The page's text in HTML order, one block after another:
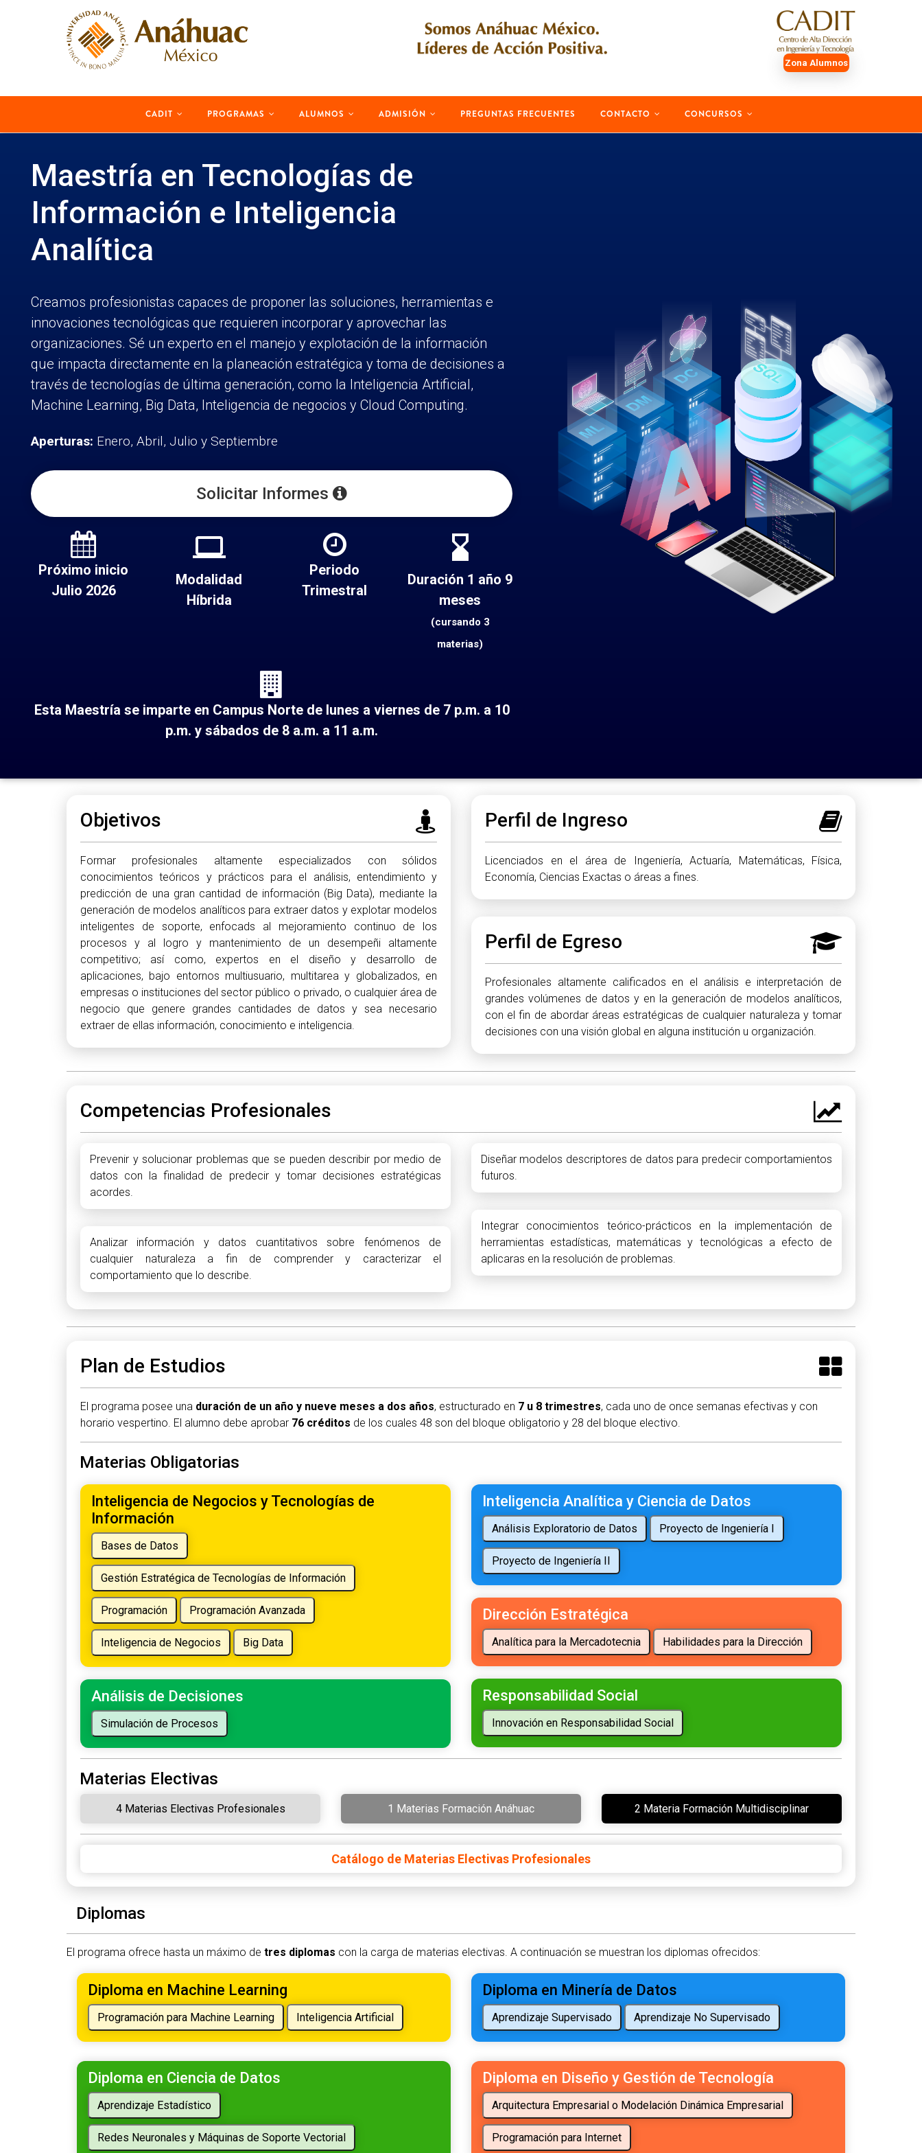
Zona Alumnos
MAIN
CADIT PROGRAMAS ALUMNOS ADMISIÓN PREGUNTAS FRECUENTES CONTACTO CONCURSOS
Maestría en Tecnologías de
Información e Inteligencia
Analítica
Creamos profesionistas capaces de proponer las soluciones, herramientas e
innovaciones tecnológicas que requieren incorporar y aprovechar las
organizaciones. Sé un experto en el manejo y explotación de la información
que impacta directamente en la planeación estratégica y toma de decisiones a
través de tecnologías de última generación, como la Inteligencia Artificial,
Machine Learning, Big Data, Inteligencia de negocios y Cloud Computing.
Aperturas: Enero, Abril, Julio y Septiembre
Solicitar Informes
Próximo inicio
Julio 2026
laptop
Modalidad
Híbrida
Periodo
Trimestral
hourglass_bottom
Duración 1 año 9
meses
(cursando 3
materias)
Esta Maestría se imparte en Campus Norte de lunes a viernes de 7 p.m. a 10
p.m. y sábados de 8 a.m. a 11 a.m.
Objetivos
Formar profesionales altamente especializados con sólidos
conocimientos teóricos y prácticos para el análisis, entendimiento y
predicción de una gran cantidad de información (Big Data), mediante la
generación de modelos analíticos para extraer datos y explotar modelos
inteligentes de soporte, enfocads al mejoramiento continuo de los
procesos y al logro y mantenimiento de un desempeñi altamente
competitivo; así como, expertos en el diseño y desarrollo de
aplicaciones, bajo entornos multiusuario, multitarea y globalizados, en
empresas o instituciones del sector público o privado, o cualquier área de
negocio que genere grandes cantidades de datos y sea necesario
extraer de ellas información, conocimiento e inteligencia.
Perfil de Ingreso
Licenciados en el área de Ingeniería, Actuaría, Matemáticas, Física,
Economía, Ciencias Exactas o áreas a fines.
Perfil de Egreso
Profesionales altamente calificados en el análisis e interpretación de
grandes volúmenes de datos y en la generación de modelos analíticos,
con el fin de abordar áreas estratégicas de cualquier naturaleza y tomar
decisiones con una visión global en alguna institución u organización.
Competencias Profesionales
Prevenir y solucionar problemas que se pueden describir por medio de
datos con la finalidad de predecir y tomar decisiones estratégicas
acordes.
Analizar información y datos cuantitativos sobre fenómenos de
cualquier naturaleza a fin de comprender y caracterizar el
comportamiento que lo describe.
Diseñar modelos descriptores de datos para predecir comportamientos
futuros.
Integrar conocimientos teórico-prácticos en la implementación de
herramientas estadísticas, matemáticas y tecnológicas a efecto de
aplicaras en la resolución de problemas.
Plan de Estudios
El programa posee una duración de un año y nueve meses a dos años, estructurado en 7 u 8 trimestres, cada uno de once semanas efectivas y con
horario vespertino. El alumno debe aprobar 76 créditos de los cuales 48 son del bloque obligatorio y 28 del bloque electivo.
Materias Obligatorias
Inteligencia de Negocios y Tecnologías de
Información
Análisis de Decisiones
Inteligencia Analítica y Ciencia de Datos
Dirección Estratégica
Responsabilidad Social
Materias Electivas
4 Materias Electivas Profesionales 1 Materias Formación Anáhuac 2 Materia Formación Multidisciplinar
Catálogo de Materias Electivas Profesionales
Diplomas
El programa ofrece hasta un máximo de tres diplomas con la carga de materias electivas. A continuación se muestran los diplomas ofrecidos:
Diploma en Machine Learning Diploma en Minería de Datos
Diploma en Ciencia de Datos Diploma en Diseño y Gestión de Tecnología